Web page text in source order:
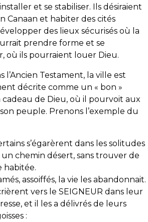
et se stabiliser. Ils désiraient
Canaan et habiter des cités
des lieux sécurisés où la
prendre forme et se
où ils pourraient louer Dieu.
l’Ancien Testament, la ville est
décrite comme un « bon »
de Dieu, où il pourvoit aux
peuple. Prenons l’exemple du
s’égarèrent dans les solitudes
un chemin désert, sans trouver de
habitée.
assoiffés, la vie les abandonnait.
vers le SEIGNEUR dans leur
et il les a délivrés de leurs
: